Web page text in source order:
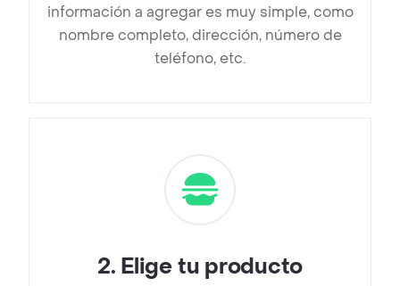
información a agregar es muy simple, como
nombre completo, dirección, número de
teléfono, etc.
2. Elige tu producto